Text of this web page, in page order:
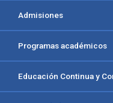
Admisiones
Programas académicos
Educación Continua y